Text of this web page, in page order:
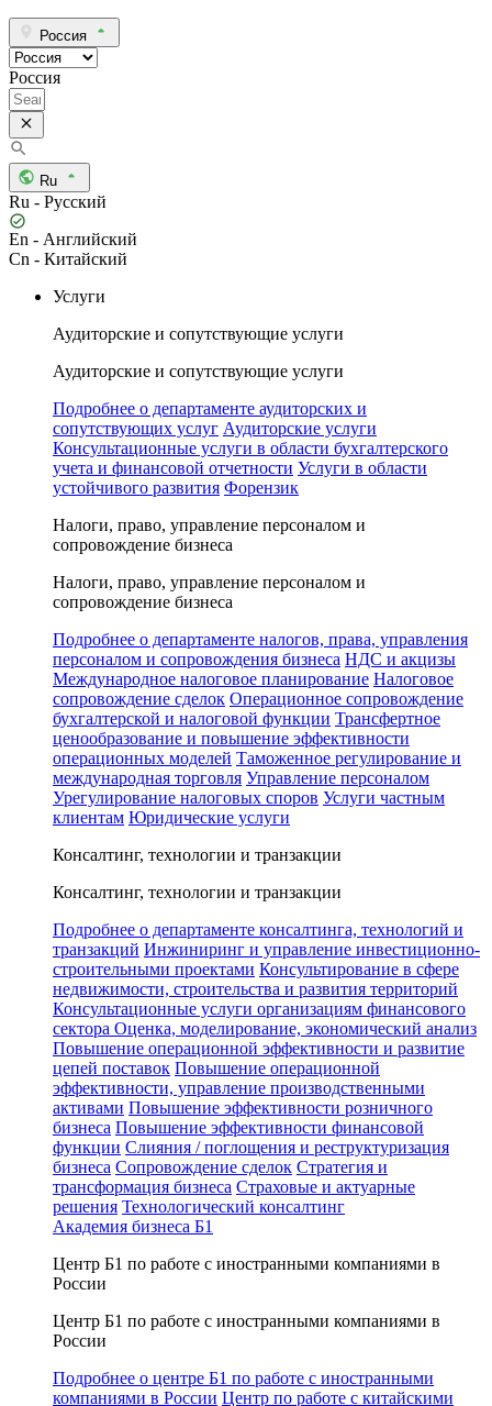
Россия
Россия
Ru
Ru - Русский
En - Английский
Cn - Китайский
Услуги
Аудиторские и сопутствующие услуги
Аудиторские и сопутствующие услуги
Подробнее о департаменте аудиторских и
сопутствующих услуг Аудиторские услуги
Консультационные услуги в области бухгалтерского
учета и финансовой отчетности Услуги в области
устойчивого развития Форензик
Налоги, право, управление персоналом и
сопровождение бизнеса
Налоги, право, управление персоналом и
сопровождение бизнеса
Подробнее о департаменте налогов, права, управления
персоналом и сопровождения бизнеса НДС и акцизы
Международное налоговое планирование Налоговое
сопровождение сделок Операционное сопровождение
бухгалтерской и налоговой функции Трансфертное
ценообразование и повышение эффективности
операционных моделей Таможенное регулирование и
международная торговля Управление персоналом
Урегулирование налоговых споров Услуги частным
клиентам Юридические услуги
Консалтинг, технологии и транзакции
Консалтинг, технологии и транзакции
Подробнее о департаменте консалтинга, технологий и
транзакций Инжиниринг и управление инвестиционно-
строительными проектами Консультирование в сфере
недвижимости, строительства и развития территорий
Консультационные услуги организациям финансового
сектора Оценка, моделирование, экономический анализ
Повышение операционной эффективности и развитие
цепей поставок Повышение операционной
эффективности, управление производственными
активами Повышение эффективности розничного
бизнеса Повышение эффективности финансовой
функции Слияния / поглощения и реструктуризация
бизнеса Сопровождение сделок Стратегия и
трансформация бизнеса Страховые и актуарные
решения Технологический консалтинг
Академия бизнеса Б1
Центр Б1 по работе с иностранными компаниями в
России
Центр Б1 по работе с иностранными компаниями в
России
Подробнее о центре Б1 по работе с иностранными
компаниями в России Центр по работе с китайскими